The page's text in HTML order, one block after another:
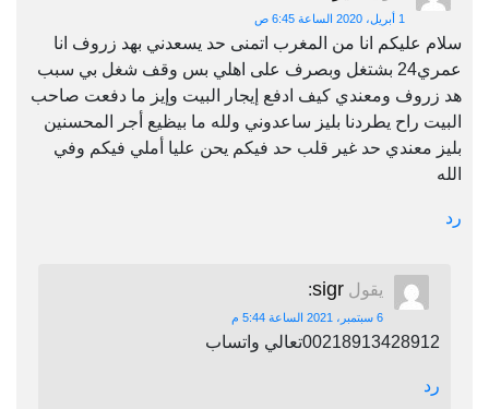
1 أبريل، 2020 الساعة 6:45 ص
سلام عليكم انا من المغرب اتمنى حد يسعدني بهد زروف انا
عمري24 بشتغل وبصرف على اهلي بس وقف شغل بي سبب
هد زروف ومعندي كيف ادفع إيجار البيت وإيز ما دفعت صاحب
البيت راح يطردنا بليز ساعدوني ولله ما بيظيع أجر المحسنين
بليز معندي حد غير قلب حد فيكم يحن عليا أملي فيكم وفي
الله
رد
يقول sigr
:
6 سبتمبر، 2021 الساعة 5:44 م
00218913428912تعالي واتساب
رد